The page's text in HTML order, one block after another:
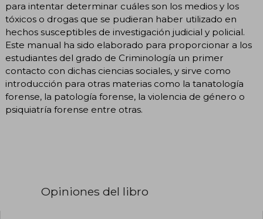
para intentar determinar cuáles son los medios y los
tóxicos o drogas que se pudieran haber utilizado en
hechos susceptibles de investigación judicial y policial.
Este manual ha sido elaborado para proporcionar a los
estudiantes del grado de Criminología un primer
contacto con dichas ciencias sociales, y sirve como
introducción para otras materias como la tanatología
forense, la patología forense, la violencia de género o
psiquiatría forense entre otras.
Opiniones del libro